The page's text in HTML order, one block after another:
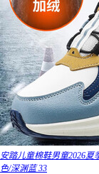
安踏儿童棉鞋男童2026
色/深渊蓝 33